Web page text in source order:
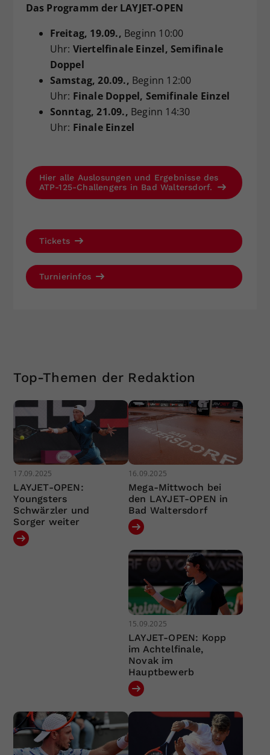
Das Programm der LAYJET-OPEN
Freitag, 19.09., Beginn 10:00
Uhr: Viertelfinale Einzel, Semifinale
Doppel
Samstag, 20.09., Beginn 12:00
Uhr: Finale Doppel, Semifinale Einzel
Sonntag, 21.09., Beginn 14:30
Uhr: Finale Einzel
Hier alle Auslosungen und Ergebnisse des
ATP-125-Challengers in Bad Waltersdorf.
Tickets
Turnierinfos
Top-Themen der Redaktion
17.09.2025
LAYJET-OPEN:
Youngsters
Schwärzler und
Sorger weiter
16.09.2025
Mega-Mittwoch bei
den LAYJET-OPEN in
Bad Waltersdorf
15.09.2025
LAYJET-OPEN: Kopp
im Achtelfinale,
Novak im
Hauptbewerb